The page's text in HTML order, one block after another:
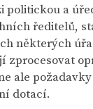
politickou a
ředitelů,
některých
zprocesovat
ale
dotací.